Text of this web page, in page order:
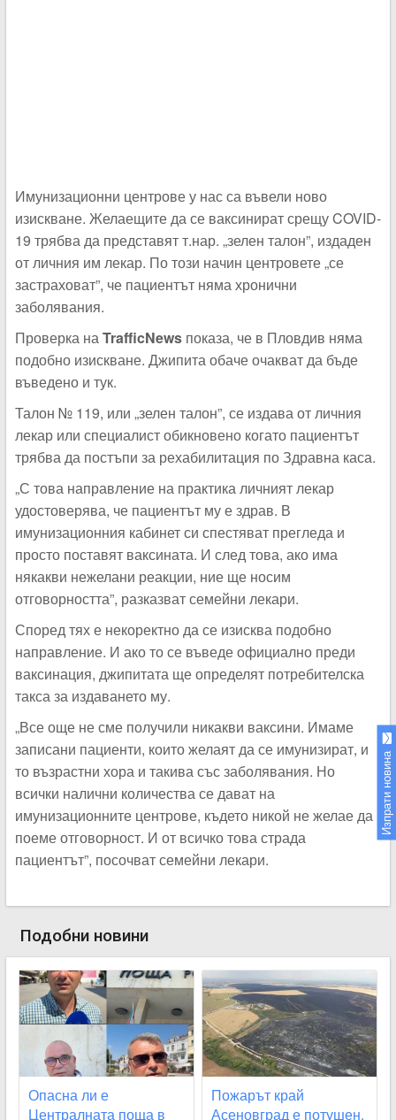
Имунизационни центрове у нас са въвели ново
изискване. Желаещите да се ваксинират срещу COVID-
19 трябва да представят т.нар. „зелен талон”, издаден
от личния им лекар. По този начин центровете „се
застраховат”, че пациентът няма хронични
заболявания.
Проверка наTrafficNews показа, че в Пловдив няма
подобно изискване. Джипита обаче очакват да бъде
въведено и тук.
Талон № 119, или „зелен талон”, се издава от личния
лекар или специалист обикновено когато пациентът
трябва да постъпи за рехабилитация по Здравна каса.
„С това направление на практика личният лекар
удостоверява, че пациентът му е здрав. В
имунизационния кабинет си спестяват прегледа и
просто поставят ваксината. И след това, ако има
някакви нежелани реакции, ние ще носим
отговорността”, разказват семейни лекари.
Според тях е некоректно да се изисква подобно
направление. И ако то се въведе официално преди
ваксинация, джипитата ще определят потребителска
такса за издаването му.
„Все още не сме получили никакви ваксини. Имаме
записани пациенти, които желаят да се имунизират, и
то възрастни хора и такива със заболявания. Но
всички налични количества се дават на
имунизационните центрове, където никой не желае да
поеме отговорност. И от всичко това страда
пациентът”, посочват семейни лекари.
Подобни новини
Опасна ли е
Централната поща в
Пожарът край
Асеновград е потушен,
Изпрати новина